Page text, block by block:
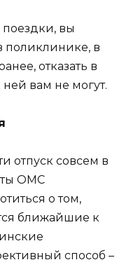
вы
поликлинике, в
отказать в
вам не могут.
отпуск совсем в
ОМС
о том,
ближайшие к
способ –